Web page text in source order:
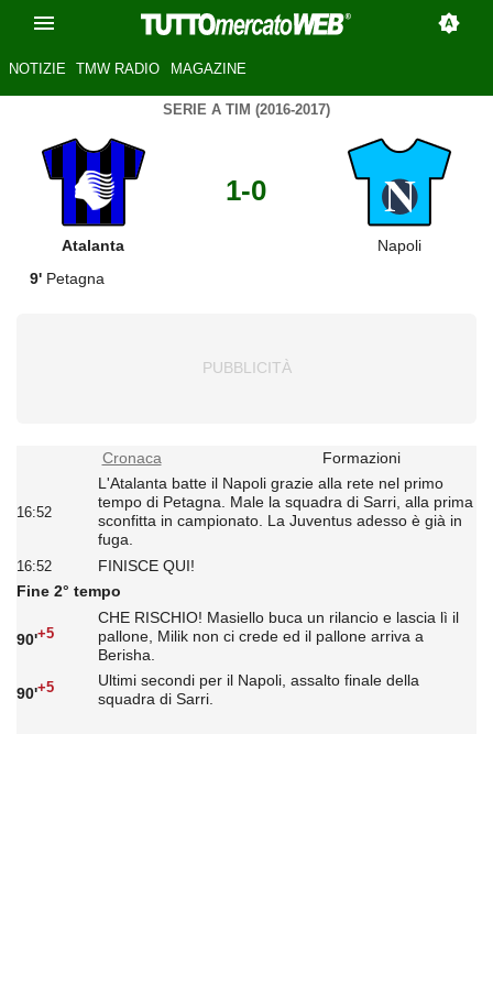
NOTIZIE TMW RADIO MAGAZINE
SERIE A TIM (2016-2017)
Atalanta
1-0
Napoli
9' Petagna
Cronaca Formazioni
16:52
L'Atalanta batte il Napoli grazie alla rete nel primo
tempo di Petagna. Male la squadra di Sarri, alla prima
sconfitta in campionato. La Juventus adesso è già in
fuga.
16:52
FINISCE QUI!
Fine 2° tempo
90'+5
CHE RISCHIO! Masiello buca un rilancio e lascia lì il
pallone, Milik non ci crede ed il pallone arriva a
Berisha.
90'+5
Ultimi secondi per il Napoli, assalto finale della
squadra di Sarri.